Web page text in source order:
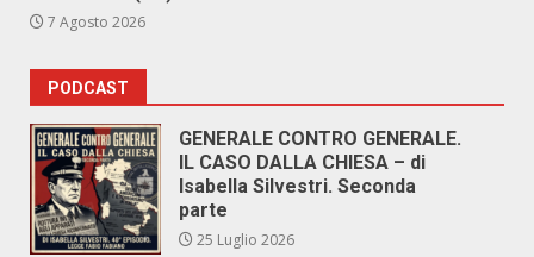
7 Agosto 2026
PODCAST
GENERALE CONTRO GENERALE.
IL CASO DALLA CHIESA – di
Isabella Silvestri. Seconda
parte
25 Luglio 2026